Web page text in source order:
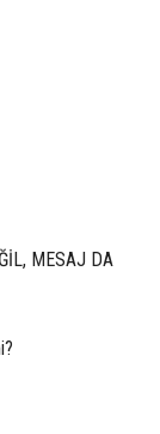
MESAJ DA